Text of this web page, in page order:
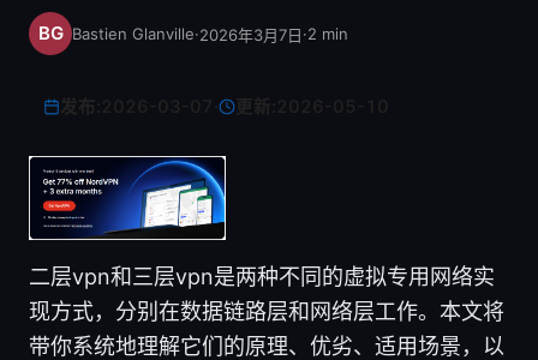
Bastien Glanville·2026年3月7日·2 min
更新:
二层vpn和三层vpn是两种不同的虚拟专用网络实
现方式，分别在数据链路层和网络层工作。本文将
带你系统地理解它们的原理、优劣、适用场景，以